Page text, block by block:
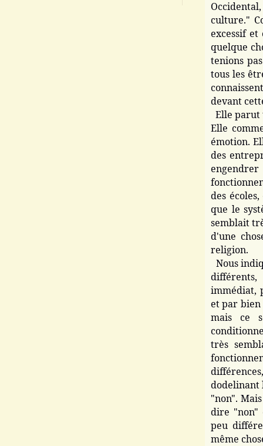
culture."
excessif
quelque
tenions
tous les
devant
Elle parut
Elle
émotion.
des
engendrer
des
que le
semblait
d'une
religion.
Nous
immédiat,
et par bien
mais ce
très
dodelinant
"non".
dire "non"
peu
même